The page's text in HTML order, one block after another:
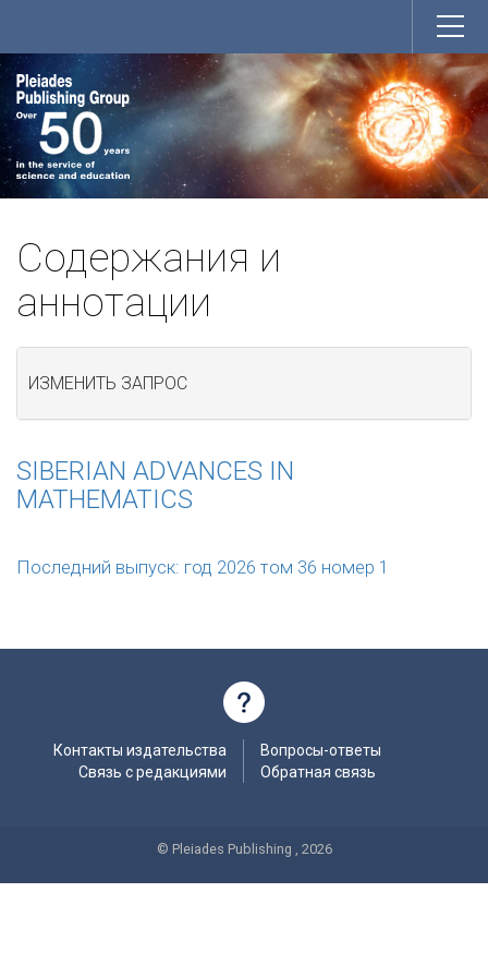
Содержания и
аннотации
ИЗМЕНИТЬ ЗАПРОС
SIBERIAN ADVANCES IN
MATHEMATICS
Последний выпуск: год 2026 том 36 номер 1
Контакты издательства
Связь с редакциями
Вопросы-ответы
Обратная связь
© Pleiades Publishing , 2026